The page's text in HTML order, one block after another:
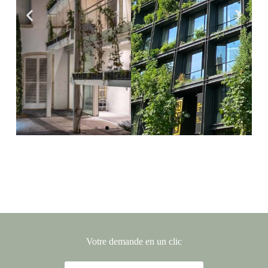
de 234 jardinières suspendues sur la
Votre demande en un clic